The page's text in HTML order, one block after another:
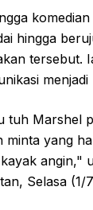
hingga
tersebut.
menjadi
tuh Marshel
yang
angin,"
Selasa (1/